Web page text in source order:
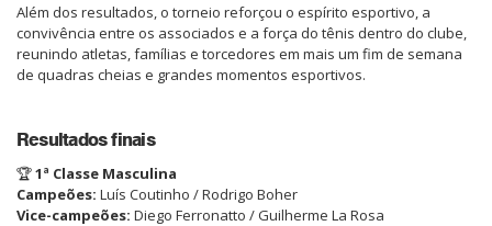
Além dos resultados, o torneio reforçou o espírito esportivo, a
convivência entre os associados e a força do tênis dentro do clube,
reunindo atletas, famílias e torcedores em mais um fim de semana
de quadras cheias e grandes momentos esportivos.
Resultados finais
🏆1ª Classe Masculina
Campeões: Luís Coutinho / Rodrigo Boher
Vice-campeões: Diego Ferronatto / Guilherme La Rosa